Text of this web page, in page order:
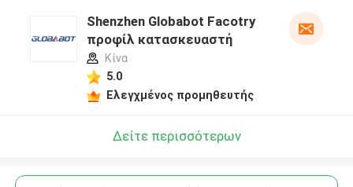
Shenzhen Globabot Facotry
προφίλ κατασκευαστή
Κίνα
5.0
Ελεγχμένος προμηθευτής
Δείτε περισσότερων